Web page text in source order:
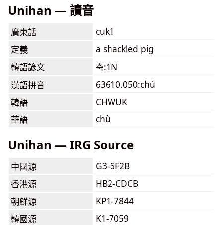
Unihan — 讀音
廣東話
cuk1
定義
a shackled pig
韓語諺文
축:1N
漢語拼音
63610.050:chù
韓語
CHWUK
華語
chù
Unihan — IRG Source
中國源
G3-6F2B
香港源
HB2-CDCB
朝鮮源
KP1-7844
韓國源
K1-7059